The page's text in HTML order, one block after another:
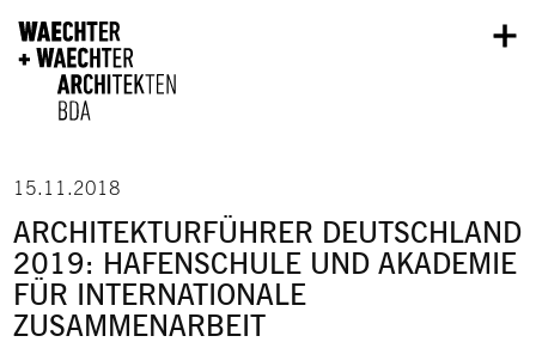
15.11.2018
ARCHITEKTURFÜHRER DEUTSCHLAND
2019: HAFENSCHULE UND AKADEMIE
FÜR INTERNATIONALE
ZUSAMMENARBEIT